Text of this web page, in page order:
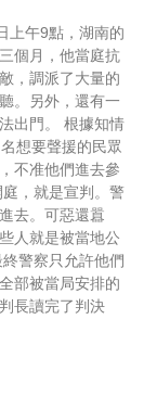
上午9點，湖南的
個月，他當庭抗
，調派了大量的
。另外，還有一
出門。 根據知情
想要聲援的民眾
不准他們進去參
，就是宣判。警
去。可惡還囂
人就是被當地公
警察只允許他們
部被當局安排的
長讀完了判決